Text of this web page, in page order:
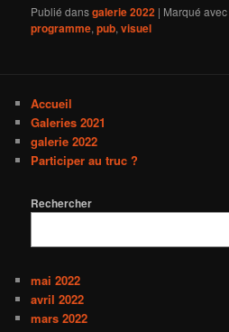
Publié dansgalerie 2022 | Marqué avec
programme,pub,visuel
Accueil
Galeries 2021
galerie 2022
Participer au truc ?
Rechercher
mai 2022
avril 2022
mars 2022